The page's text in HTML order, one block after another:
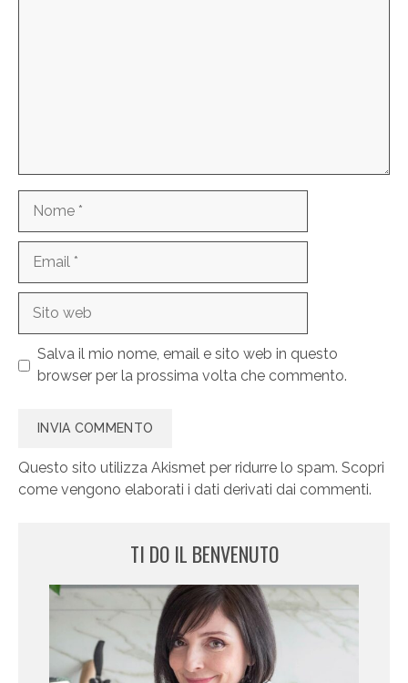
web
Salva il mio nome, email e sito web in questo
browser per la prossima volta che commento.
Questo sito utilizza Akismet per ridurre lo spam. Scopri
come vengono elaborati i dati derivati dai commenti.
TI DO IL BENVENUTO